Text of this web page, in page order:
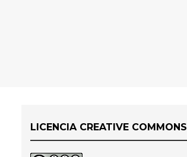
LICENCIA CREATIVE COMMONS